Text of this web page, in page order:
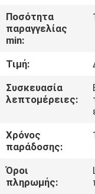
ΠΟΙΟΤΙΚΌΣ
ΈΛΕΓΧΟΣ
ΖΗΤΉΣΤΕ
ΈΝΑ
Ποσότητα
παραγγελίας
min:
Τιμή:
Συσκευασία
λεπτομέρειες:
Χρόνος
παράδοσης:
Όροι
πληρωμής: